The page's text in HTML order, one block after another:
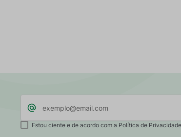
Estou ciente e de acordo com a Política de